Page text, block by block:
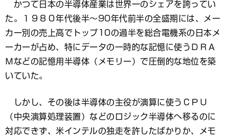
かつて日本の半導体産業は世界一のシェアを誇ってい
た。１９８０年代後半～90年代前半の全盛期には、メー
カー別の売上高でトップ10の過半を総合電機系の日本メ
ーカーが占め、特にデータの一時的な記憶に使うＤＲＡ
Ｍなどの記憶用半導体（メモリー）で圧倒的な地位を築
いていた。
しかし、その後は半導体の主役が演算に使うＣＰＵ
（中央演算処理装置）などのロジック半導体へ移るのに
対応できず、米インテルの独走を許したばかりか、メモ